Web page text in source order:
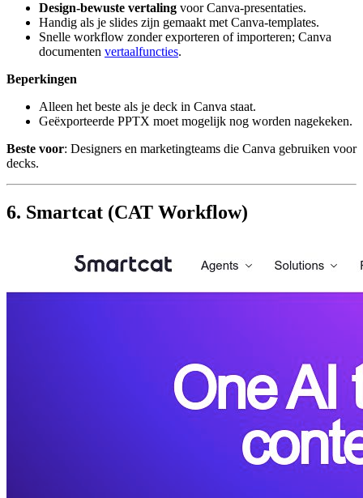
Design-bewuste vertaling voor Canva-presentaties.
Handig als je slides zijn gemaakt met Canva-templates.
Snelle workflow zonder exporteren of importeren; Canva
documenten vertaalfuncties.
Beperkingen
Alleen het beste als je deck in Canva staat.
Geëxporteerde PPTX moet mogelijk nog worden nagekeken.
Beste voor: Designers en marketingteams die Canva gebruiken voor
decks.
6. Smartcat (CAT Workflow)